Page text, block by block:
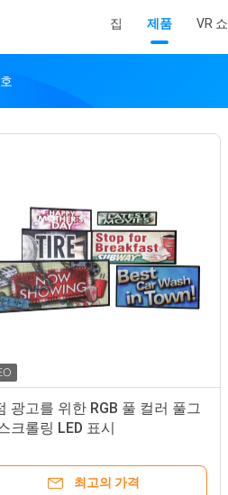
집 제품 VR 쇼
광고를 위한 RGB 풀 컬러 풀그
크롤링 LED 표시
최고의 가격